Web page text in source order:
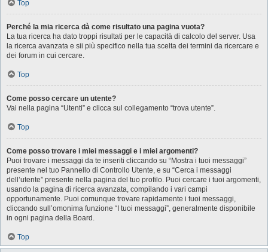
Top
Perché la mia ricerca dà come risultato una pagina vuota?
La tua ricerca ha dato troppi risultati per le capacità di calcolo del server. Usa
la ricerca avanzata e sii più specifico nella tua scelta dei termini da ricercare e
dei forum in cui cercare.
Top
Come posso cercare un utente?
Vai nella pagina “Utenti” e clicca sul collegamento “trova utente”.
Top
Come posso trovare i miei messaggi e i miei argomenti?
Puoi trovare i messaggi da te inseriti cliccando su “Mostra i tuoi messaggi”
presente nel tuo Pannello di Controllo Utente, e su “Cerca i messaggi
dell’utente” presente nella pagina del tuo profilo. Puoi cercare i tuoi argomenti,
usando la pagina di ricerca avanzata, compilando i vari campi
opportunamente. Puoi comunque trovare rapidamente i tuoi messaggi,
cliccando sull’omonima funzione “I tuoi messaggi”, generalmente disponibile
in ogni pagina della Board.
Top